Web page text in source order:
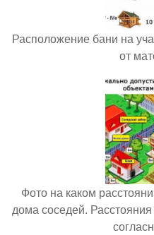
Расположение бани на
от
Фото на каком
дома соседей.